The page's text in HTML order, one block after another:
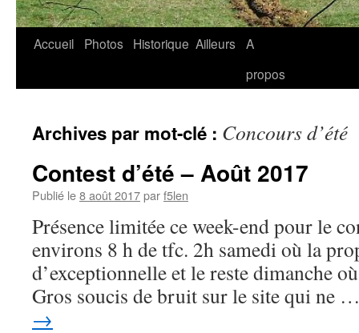
Aller
Accueil Photos Historique Ailleurs
A
propos
Archives par mot-clé : Concours d’été
Contest d’été – Août 2017
Publié le8 août 2017parf5len
Présence limitée ce week-end pour le
environs 8 h de tfc. 2h samedi où la
d’exceptionnelle et le reste dimanche
Gros soucis de bruit sur le site qui ne
→